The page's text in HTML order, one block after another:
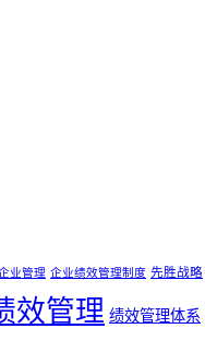
业管理 企业绩效管理制度 先胜战略
效管理 绩效管理体系